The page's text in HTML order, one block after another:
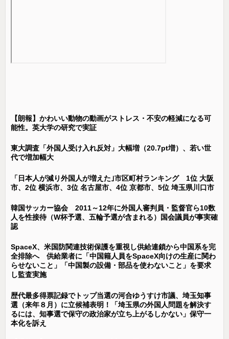
【朗報】かわいい動物の動画がストレス・不安の軽減になる可
能性。英大学の研究で実証
東大調査「外国人受け入れ反対」大幅増（20.7pt増）、若い世
代で増加幅大
「日本人が減り外国人が増えた｣市区町村ランキング 1位 大阪
市、2位 横浜市、3位 名古屋市、4位 京都市、5位 埼玉県川口市
韓国サッカー協会 2011～12年に外国人審判員・監督官ら10数
人を性接待（W杯予選、五輪予選が含まれる）国会議員が事実確
認
SpaceX、米国防関連技術保護を重視し供給連鎖から中国系を完
全排除へ 供給業者に「中国籍人員をSpaceX向けの生産に関わ
らせないこと」「中国製の設備・部品を使わないこと」を要求
し監査実施
歴代最多得票記録でトップ当選の河合ゆうすけ市議、埼玉知事
選（来年８月）に立候補表明！「埼玉県の外国人問題を解決す
るには、知事選で保守の政治家が立ち上がるしかない」保守一
本化を訴え